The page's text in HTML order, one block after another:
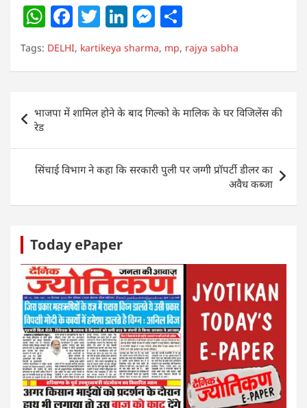
W
h
at
s
A
p
p
F
a
c
e
b
o
o
k
T
w
itt
er
Li
n
k
e
dI
n
M
e
ss
e
n
g
er
h
ar
e
Tags: DELHI, kartikeya sharma, mp, rajya sabha
navigation
भाजपा में शामिल होने के बाद गिल्को के मालिक के घर विजिलेंस की
रेड
सिंचाई विभाग ने कहा कि सरकारी पुली पर जग्गी प्रॉपर्टी डीलर का
अवैध कब्जा
Today ePaper